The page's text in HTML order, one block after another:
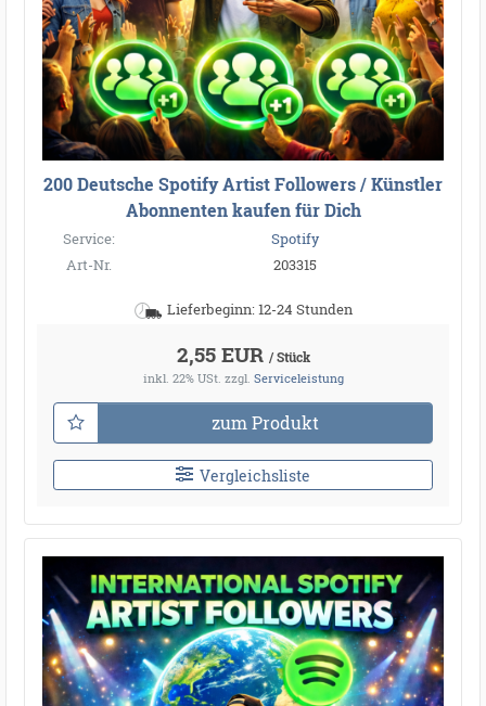
200 Deutsche Spotify Artist Followers / Künstler
Abonnenten kaufen für Dich
Service:
Spotify
Art-Nr.
203315
Lieferbeginn: 12-24 Stunden
2,55 EUR / Stück
inkl. 22% USt. zzgl. Serviceleistung
zum Produkt
Vergleichsliste